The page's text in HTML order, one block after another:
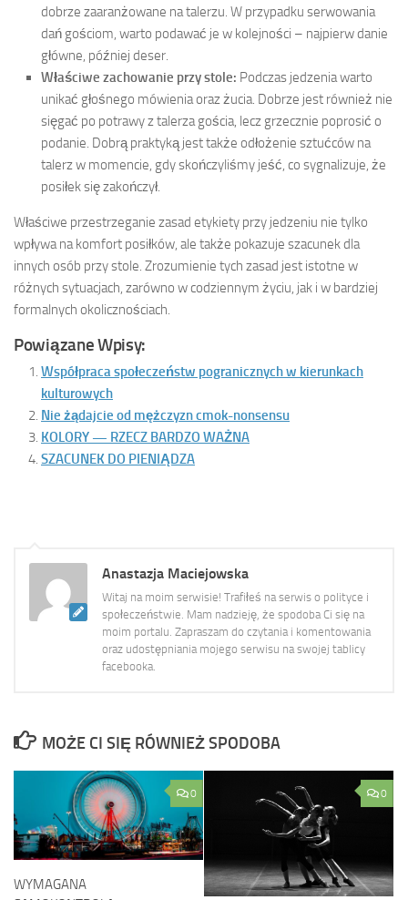
dobrze zaaranżowane na talerzu. W przypadku serwowania
dań gościom, warto podawać je w kolejności – najpierw danie
główne, później deser.
Właściwe zachowanie przy stole: Podczas jedzenia warto
unikać głośnego mówienia oraz żucia. Dobrze jest również nie
sięgać po potrawy z talerza gościa, lecz grzecznie poprosić o
podanie. Dobrą praktyką jest także odłożenie sztućców na
talerz w momencie, gdy skończyliśmy jeść, co sygnalizuje, że
posiłek się zakończył.
Właściwe przestrzeganie zasad etykiety przy jedzeniu nie tylko
wpływa na komfort posiłków, ale także pokazuje szacunek dla
innych osób przy stole. Zrozumienie tych zasad jest istotne w
różnych sytuacjach, zarówno w codziennym życiu, jak i w bardziej
formalnych okolicznościach.
Powiązane Wpisy:
Współpraca społeczeństw pogranicznych w kierunkach
kulturowych
Nie żądajcie od mężczyzn cmok-nonsensu
KOLORY — RZECZ BARDZO WAŻNA
SZACUNEK DO PIENIĄDZA
Anastazja Maciejowska
Witaj na moim serwisie! Trafiłeś na serwis o polityce i
społeczeństwie. Mam nadzieję, że spodoba Ci się na
moim portalu. Zapraszam do czytania i komentowania
oraz udostępniania mojego serwisu na swojej tablicy
facebooka.
MOŻE CI SIĘ RÓWNIEŻ SPODOBA
0
WYMAGANA
0